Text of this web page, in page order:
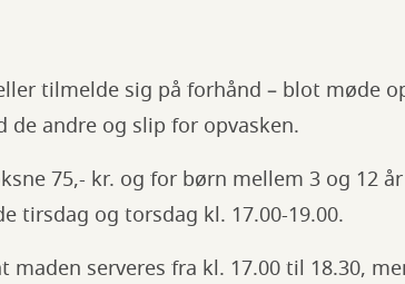
tilmelde sig på forhånd – blot møde
de andre og slip for opvasken.
75,- kr. og for børn mellem 3 og 12 år
tirsdag og torsdag kl. 17.00-19.00.
serveres fra kl. 17.00 til 18.30,